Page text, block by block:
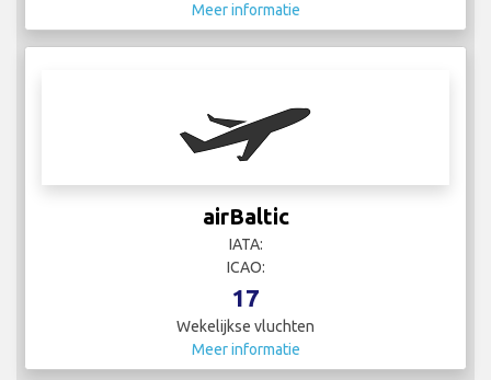
Meer informatie
airBaltic
IATA:
ICAO:
17
Wekelijkse vluchten
Meer informatie